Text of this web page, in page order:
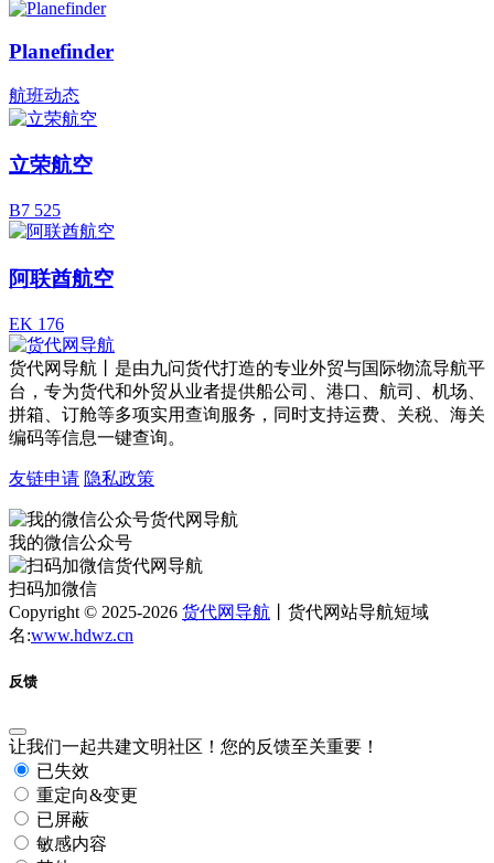
Planefinder
航班动态
立荣航空
B7 525
阿联酋航空
EK 176
货代网导航丨是由九问货代打造的专业外贸与国际物流导航平
台，专为货代和外贸从业者提供船公司、港口、航司、机场、
拼箱、订舱等多项实用查询服务，同时支持运费、关税、海关
编码等信息一键查询。
友链申请 隐私政策
我的微信公众号
扫码加微信
Copyright © 2025-2026 货代网导航 丨货代网站导航短域
名:www.hdwz.cn
反馈
让我们一起共建文明社区！您的反馈至关重要！
已失效
重定向&变更
已屏蔽
敏感内容